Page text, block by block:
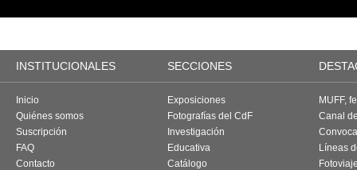
INSTITUCIONALES SECCIONES
Inicio
Quiénes somos
Suscripción
FAQ
Contacto
Exposiciones
Fotografías del CdF
Investigación
Educativa
Catálogo
MUFF,
Canal
Líneas